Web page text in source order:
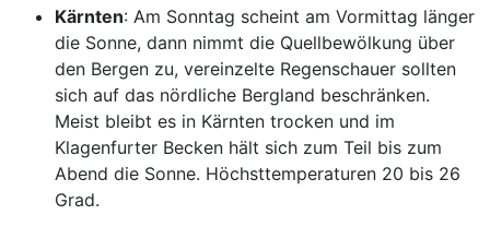
Kärnten: Am Sonntag scheint am Vormittag länger
die Sonne, dann nimmt die Quellbewölkung über
den Bergen zu, vereinzelte Regenschauer sollten
sich auf das nördliche Bergland beschränken.
Meist bleibt es in Kärnten trocken und im
Klagenfurter Becken hält sich zum Teil bis zum
Abend die Sonne. Höchsttemperaturen 20 bis 26
Grad.